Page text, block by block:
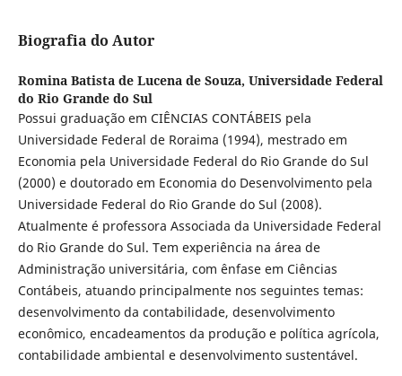
Biografia do Autor
Romina Batista de Lucena de Souza, Universidade Federal
do Rio Grande do Sul
Possui graduação em CIÊNCIAS CONTÁBEIS pela
Universidade Federal de Roraima (1994), mestrado em
Economia pela Universidade Federal do Rio Grande do Sul
(2000) e doutorado em Economia do Desenvolvimento pela
Universidade Federal do Rio Grande do Sul (2008).
Atualmente é professora Associada da Universidade Federal
do Rio Grande do Sul. Tem experiência na área de
Administração universitária, com ênfase em Ciências
Contábeis, atuando principalmente nos seguintes temas:
desenvolvimento da contabilidade, desenvolvimento
econômico, encadeamentos da produção e política agrícola,
contabilidade ambiental e desenvolvimento sustentável.